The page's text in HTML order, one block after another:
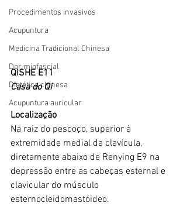
Procedimentos invasivos
Acupuntura
Medicina Tradicional Chinesa
Dor miofascial
Dietética chinesa
Acupuntura auricular
QISHE E11
Casa do Qi
Localização
Na raiz do pescoço, superior à
extremidade medial da clavícula,
diretamente abaixo de Renying E9 na
depressão entre as cabeças esternal e
clavicular do músculo
esternocleidomastóideo.